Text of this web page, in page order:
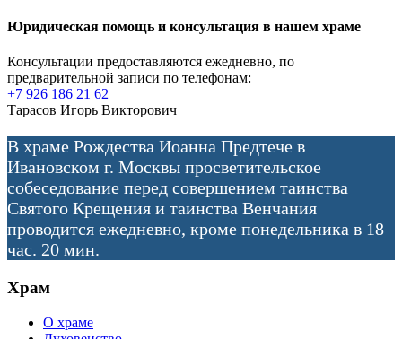
Юридическая помощь и консультация в нашем храме
Консультации предоставляются ежедневно, по
предварительной записи по телефонам:
+7 926 186 21 62
Тарасов Игорь Викторович
В храме Рождества Иоанна Предтече в
Ивановском г. Москвы просветительское
собеседование перед совершением таинства
Святого Крещения и таинства Венчания
проводится ежедневно, кроме понедельника в 18
час. 20 мин.
Храм
О храме